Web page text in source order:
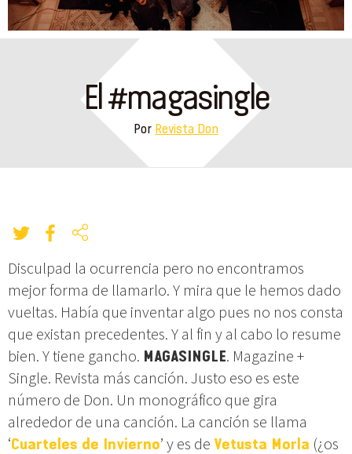
El #magasingle
Por Revista Don
Disculpad la ocurrencia pero no encontramos
mejor forma de llamarlo. Y mira que le hemos dado
vueltas. Había que inventar algo pues no nos consta
que existan precedentes. Y al fin y al cabo lo resume
bien. Y tiene gancho. MAGASINGLE. Magazine +
Single. Revista más canción. Justo eso es este
número de Don. Un monográfico que gira
alrededor de una canción. La canción se llama
‘Cuarteles de Invierno’ y es de Vetusta Morla (¿os